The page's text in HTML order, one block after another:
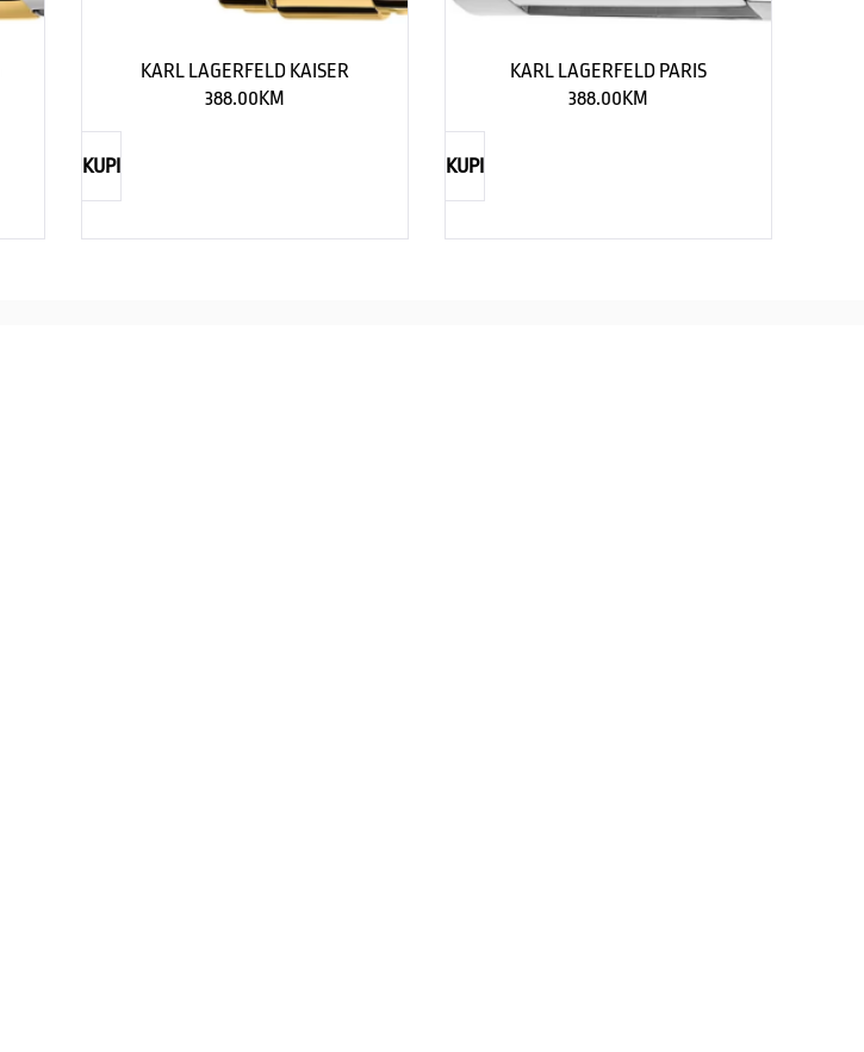
KARL LAGERFELD KAISER
388.00KM
KUPI
KARL LAGERFELD PARIS
388.00KM
KUPI